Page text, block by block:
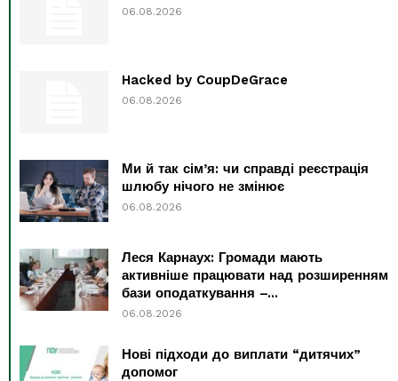
06.08.2026
Hacked by CoupDeGrace
06.08.2026
Ми й так сім’я: чи справді реєстрація
шлюбу нічого не змінює
06.08.2026
Леся Карнаух: Громади мають
активніше працювати над розширенням
бази оподаткування –...
06.08.2026
Нові підходи до виплати “дитячих”
допомог